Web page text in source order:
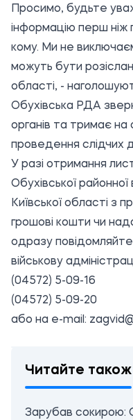
Просимо, будьте
інформацію перш
кому. Ми не
можуть бути
області, -
Обухівська РДА
органів та тримає
проведення слідчих
У разі отримання
Обухівської районної
Київської області з
грошові кошти чи
одразу
військову
(04572) 5-09-16
(04572) 5-09-20
або на e-mail:
Читайте також
Зарубав сокирою: